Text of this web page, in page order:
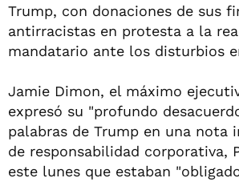
Trump, con donaciones de sus
antirracistas en protesta a la
mandatario ante los disturbios
Jamie Dimon, el máximo
expresó su "profundo
palabras de Trump en una nota
de responsabilidad corporativa,
este lunes que estaban